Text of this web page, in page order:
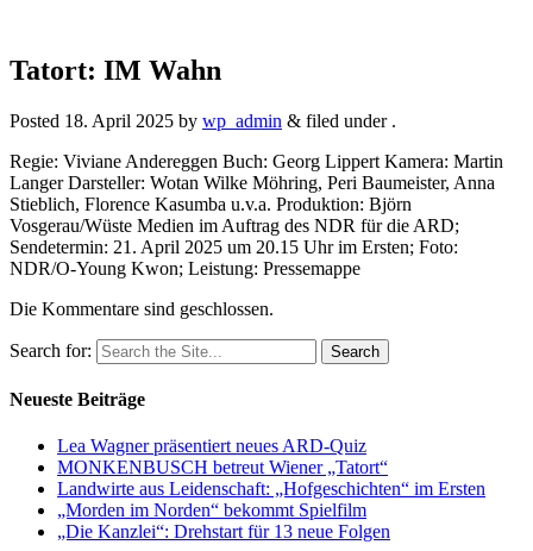
Tatort: IM Wahn
Posted 18. April 2025 by wp_admin & filed under .
Regie: Viviane Andereggen Buch: Georg Lippert Kamera: Martin
Langer Darsteller: Wotan Wilke Möhring, Peri Baumeister, Anna
Stieblich, Florence Kasumba u.v.a. Produktion: Björn
Vosgerau/Wüste Medien im Auftrag des NDR für die ARD;
Sendetermin: 21. April 2025 um 20.15 Uhr im Ersten; Foto:
NDR/O-Young Kwon; Leistung: Pressemappe
Die Kommentare sind geschlossen.
Search for:
Neueste Beiträge
Lea Wagner präsentiert neues ARD-Quiz
MONKENBUSCH betreut Wiener „Tatort“
Landwirte aus Leidenschaft: „Hofgeschichten“ im Ersten
„Morden im Norden“ bekommt Spielfilm
„Die Kanzlei“: Drehstart für 13 neue Folgen